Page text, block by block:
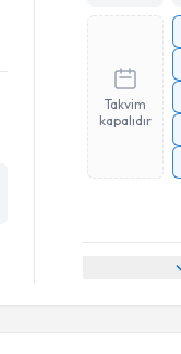
Takvim
kapalıdır